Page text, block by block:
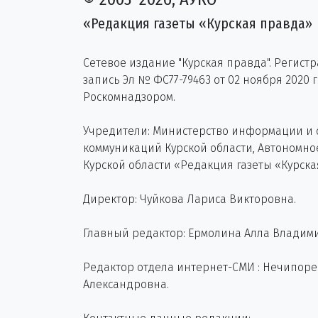
«Редакция газеты «Курская правда»
Сетевое издание "Курская правда".
запись Эл № ФС77-79463 от 02 ноября 2020
Роскомнадзором.
Учредители: Министерство информации и
коммуникаций Курской области,
Курской области «Редакция газеты
Директор: Чуйкова Лариса Викторовна.
Главный редактор: Ермолина Алла
Редактор отдела интернет-СМИ :
Александровна.